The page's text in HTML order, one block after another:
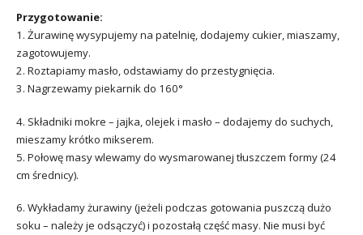
Przygotowanie:
1. Żurawinę wysypujemy na patelnię, dodajemy cukier, miaszamy,
zagotowujemy.
2. Roztapiamy masło, odstawiamy do przestygnięcia.
3. Nagrzewamy piekarnik do 160°
4. Składniki mokre – jajka, olejek i masło – dodajemy do suchych,
mieszamy krótko mikserem.
5. Połowę masy wlewamy do wysmarowanej tłuszczem formy (24
cm średnicy).
6. Wykładamy żurawiny (jeżeli podczas gotowania puszczą dużo
soku – należy je odsączyć) i pozostałą część masy. Nie musi być